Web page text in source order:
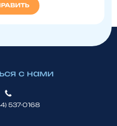
с нами
537-0168